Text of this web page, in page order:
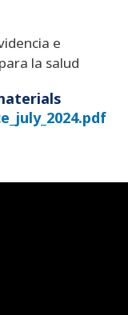
e
la salud